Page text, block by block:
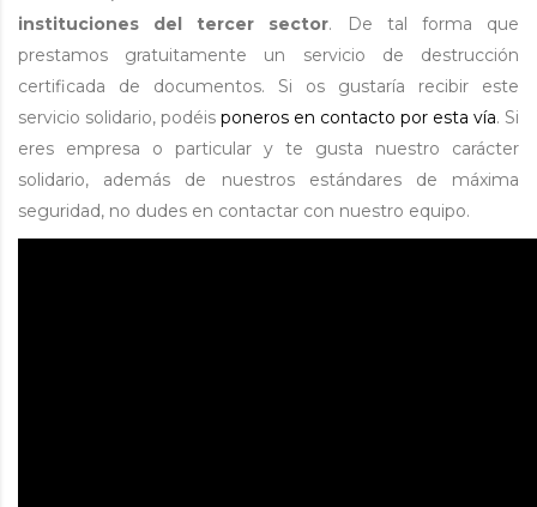
instituciones del tercer sector. De tal forma que
prestamos gratuitamente un servicio de destrucción
certificada de documentos. Si os gustaría recibir este
servicio solidario, podéis poneros en contacto por esta vía. Si
eres empresa o particular y te gusta nuestro carácter
solidario, además de nuestros estándares de máxima
seguridad, no dudes en contactar con nuestro equipo.